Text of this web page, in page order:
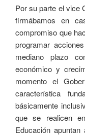
Por su parte el vice
firmábamos en
compromiso que
programar
mediano plazo
económico y
momento el
característica
básicamente
que se realicen
Educación